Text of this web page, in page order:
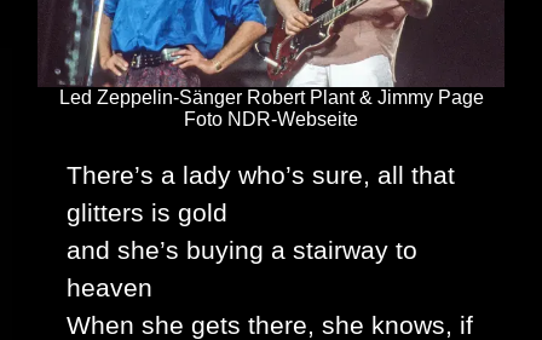
Led Zeppelin-Sänger Robert Plant & Jimmy Page
Foto NDR-Webseite
There’s a lady who’s sure, all that
glitters is gold
and she’s buying a stairway to
heaven
When she gets there, she knows, if